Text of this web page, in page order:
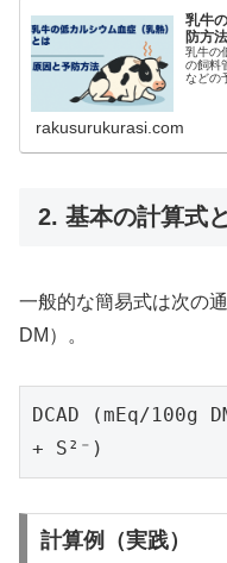
乳牛
防方法
乳牛の
の飼料
などの
rakusurukurasi.com
2. 基本の計算式
一般的な簡易式は次の
DM）。
DCAD (mEq/
+ S²⁻)
計算例（実践）